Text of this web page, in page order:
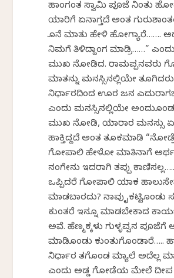
ಹಾಂಗಂತ ಸ್ವಾಮಿ ಪೂಜೆ ನಿಂತು
ಯಾರಿಗೆ ಏನಾಗ್ತದೆ ಅಂತ
ಕೊನೆ ಮಾತು ಹೇಳಿ ಹೋಗ್ಯಾರೆ…….
ನಿಮಗೆ ತಿಳಿದ್ಹಾಂಗ ಮಾಡ್ರಿ……”
ಮುಖ ನೋಡಿದ. ರಾಮಪ್ಪನವರು
ಮಾತನ್ನು ಮನಸ್ಸಿನಲ್ಲಿಯೇ
ನಿರ್ಧಾರದಿಂದ ಊರ ಜನ
ಎಂದು ಮನಸ್ಸಿನಲ್ಲಿಯೇ
ಮುಖ ನೋಡಿ, ಯಾರಾರ ಮನಸ್ಸು
ಹಾಕ್ತಿದ್ದದೆ ಅಂತ ತೂಕಮಾಡಿ
ಗೋಪಾಲಿ ಹೇಳೋ ಮಾತಿನಾಗೆ
ನಂಗೇನು ಇದರಾಗಿ ತಪ್ಪು
ಒಪ್ಪಿದರೆ ಗೋಪಾಲಿ ಯಾಕ
ಮಾಡಬಾರದು? ನಾವು ಕೈಕಟ್ಟಿಕೊಂಡು
ಕುಂತರೆ ಇನ್ನೂ ಮಾಡಬೇಕಾದ
ಅವೆ. ಹೆಣ್ಮಕ್ಕಳು ಗುಳ್ಳವ್ವನ ಪೂಜೆಗೆ
ಮಾಡಿಕೊಂಡು ಕುಂತುಗೊಂಡಾರೆ…..
ನಿರ್ಧಾರ ತಗೊಂಡ ಮ್ಯಾಲೆ ಅದೆಲ್ಲ
ಎಂದು ಅಡ್ಡ ಗೋಡೆಯ ಮೇಲೆ ದೀಪ